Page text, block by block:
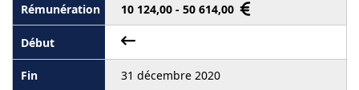
10 124,00 - 50 614,00
31 décembre 2020